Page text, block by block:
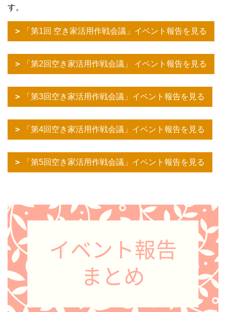
す。
「第1回 空き家活用作戦会議」イベント報告を見る
「第2回空き家活用作戦会議」 イベント報告を見る
「第3回空き家活用作戦会議」イベント報告を見る
「第4回空き家活用作戦会議」イベント報告を見る
「第5回空き家活用作戦会議」イベント報告を見る